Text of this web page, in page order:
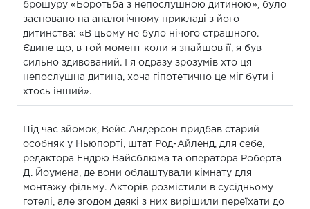
брошуру «Боротьба з непослушною дитиною», було
засновано на аналогічному прикладі з його
дитинства: «В цьому не було нічого страшного.
Єдине що, в той момент коли я знайшов її, я був
сильно здивований. І я одразу зрозумів хто ця
непослушна дитина, хоча гіпотетично це міг бути і
хтось інший».
Під час зйомок, Вейс Андерсон придбав старий
особняк у Ньюпорті, штат Род-Айленд, для себе,
редактора Ендрю Вайсблюма та оператора Роберта
Д. Йоумена, де вони облаштували кімнату для
монтажу фільму. Акторів розмістили в сусідньому
готелі, але згодом деякі з них вирішили переїхати до